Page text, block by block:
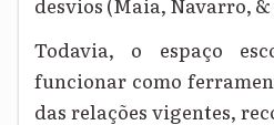
Todavia, o espaço
funcionar como
das relações vigentes,